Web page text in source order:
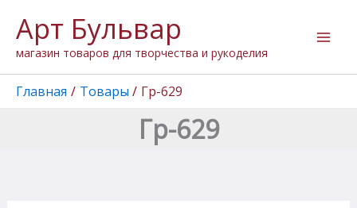
содержимому
Арт Бульвар
магазин товаров для творчества и рукоделия
Главная Товары Гр-629
Гр-629